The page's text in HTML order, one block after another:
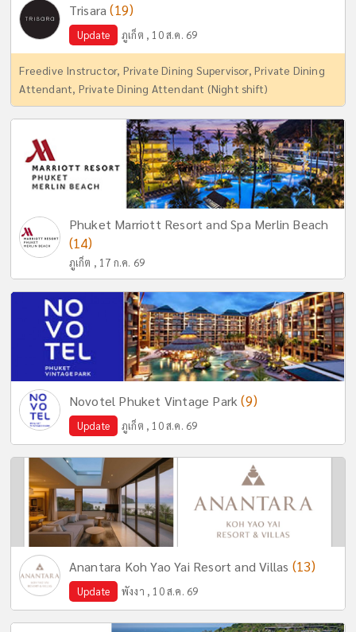
Trisara(19)
Update ภูเก็ต , 10 ส.ค. 69
Freedive Instructor, Private Dining Supervisor, Private Dining
Attendant, Private Dining Attendant (Night shift)
Phuket Marriott Resort and Spa Merlin Beach
(14)
ภูเก็ต , 17 ก.ค. 69
Novotel Phuket Vintage Park(9)
Update ภูเก็ต , 10 ส.ค. 69
Anantara Koh Yao Yai Resort and Villas (13)
Update พังงา , 10 ส.ค. 69